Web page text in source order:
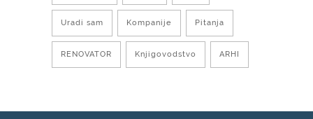
Uradi sam Kompanije Pitanja
RENOVATOR Knjigovodstvo ARHI